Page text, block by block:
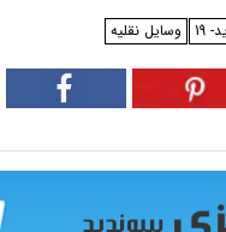
19 وسایل نقلیه